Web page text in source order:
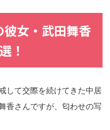
彼女・武田舞香
！
して交際を続けてきた中居
香さんですが、匂わせの写